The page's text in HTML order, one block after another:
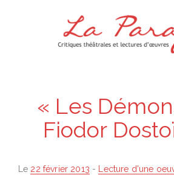
« Les
Fiodor
Le Posted
22 février 2013 - Lecture d'une